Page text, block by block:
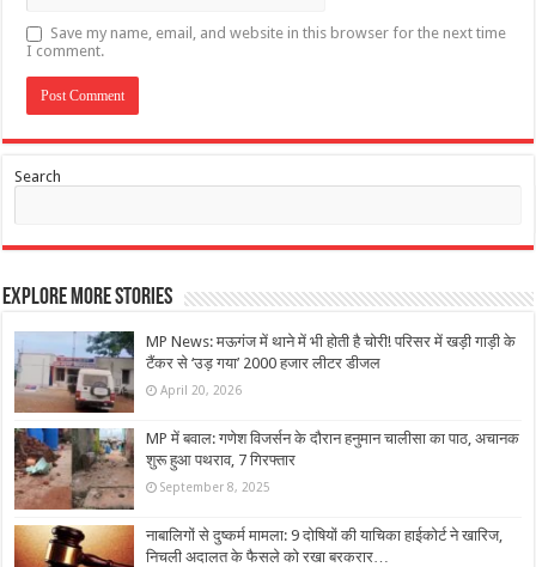
Save my name, email, and website in this browser for the next time
I comment.
Search
Explore More Stories
MP News: मऊगंज में थाने में भी होती है चोरी! परिसर में खड़ी गाड़ी के
टैंकर से ‘उड़ गया’ 2000 हजार लीटर डीजल
April 20, 2026
MP में बवाल: गणेश विजर्सन के दौरान हनुमान चालीसा का पाठ, अचानक
शुरू हुआ पथराव, 7 गिरफ्तार
September 8, 2025
नाबालिगों से दुष्कर्म मामला: 9 दोषियों की याचिका हाईकोर्ट ने खारिज,
निचली अदालत के फैसले को रखा बरकरार…